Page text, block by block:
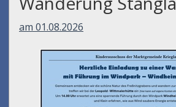
Ausflug
Wanderung